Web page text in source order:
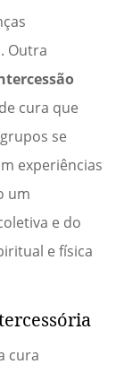
Outra
cura que
se
experiências
um
e do
e física
cura